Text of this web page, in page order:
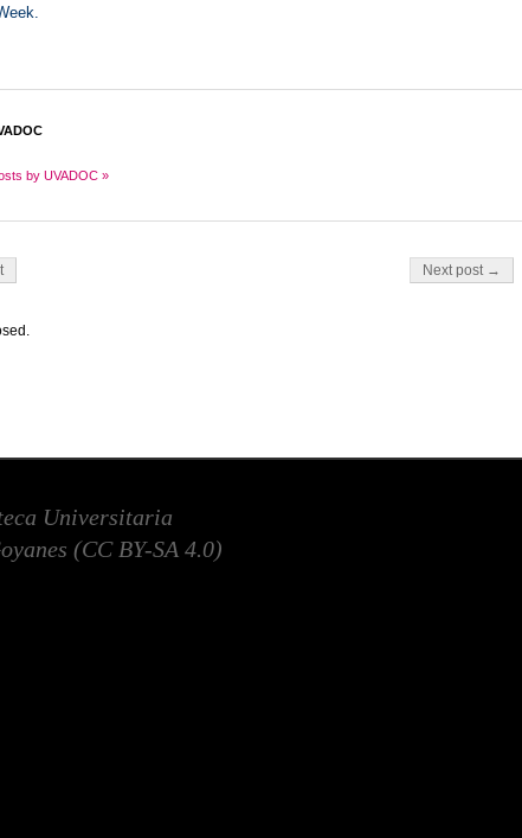
by UVADOC »
Next post →
Universitaria
(CC BY-SA 4.0)